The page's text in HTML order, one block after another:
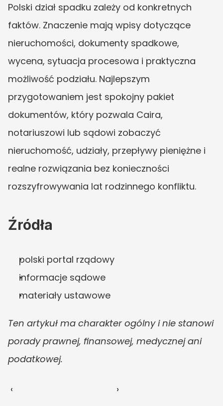
Polski dział spadku zależy od konkretnych
faktów. Znaczenie mają wpisy dotyczące
nieruchomości, dokumenty spadkowe,
wycena, sytuacja procesowa i praktyczna
możliwość podziału. Najlepszym
przygotowaniem jest spokojny pakiet
dokumentów, który pozwala Caira,
notariuszowi lub sądowi zobaczyć
nieruchomość, udziały, przepływy pieniężne i
realne rozwiązania bez konieczności
rozszyfrowywania lat rodzinnego konfliktu.
Źródła
polski portal rządowy
informacje sądowe
materiały ustawowe
Ten artykuł ma charakter ogólny i nie stanowi
porady prawnej, finansowej, medycznej ani
podatkowej.
‹ ›